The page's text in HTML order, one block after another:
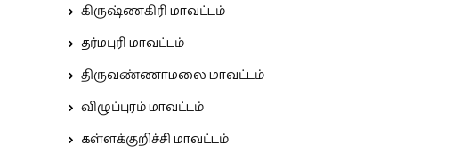
கிருஷ்ணகிரி மாவட்டம்
தர்மபுரி மாவட்டம்
திருவண்ணாமலை மாவட்டம்
விழுப்புரம் மாவட்டம்
கள்ளக்குறிச்சி மாவட்டம்